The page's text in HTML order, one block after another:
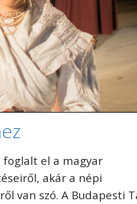
foglalt el a magyar
akár a népi
van szó. A Budapesti